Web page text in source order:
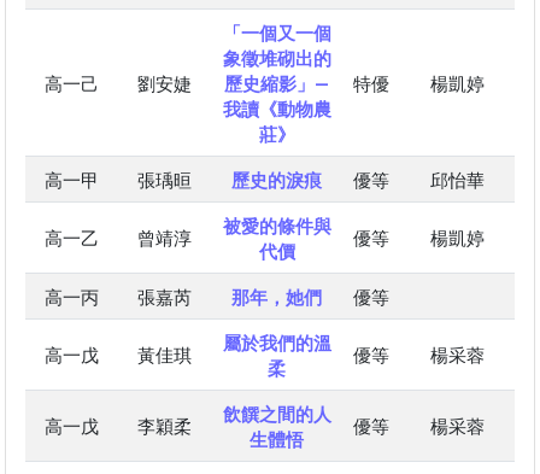
高一己 劉安婕
「一個又一個
象徵堆砌出的
歷史縮影」―
我讀《動物農
莊》
特優 楊凱婷
高一甲 張瑀晅 歷史的淚痕 優等 邱怡華
高一乙 曾靖淳
被愛的條件與
代價
優等 楊凱婷
高一丙 張嘉芮 那年，她們 優等
高一戊 黃佳琪
屬於我們的溫
柔
優等 楊采蓉
高一戊 李穎柔
飲饌之間的人
生體悟
優等 楊采蓉